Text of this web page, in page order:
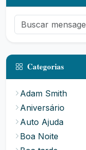
Categorias
Adam Smith
Aniversário
Auto Ajuda
Boa Noite